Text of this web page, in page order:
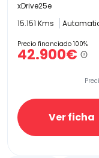
xDrive25e
15.151 Kms
Precio financiado 100%
42.900€
Ver ficha